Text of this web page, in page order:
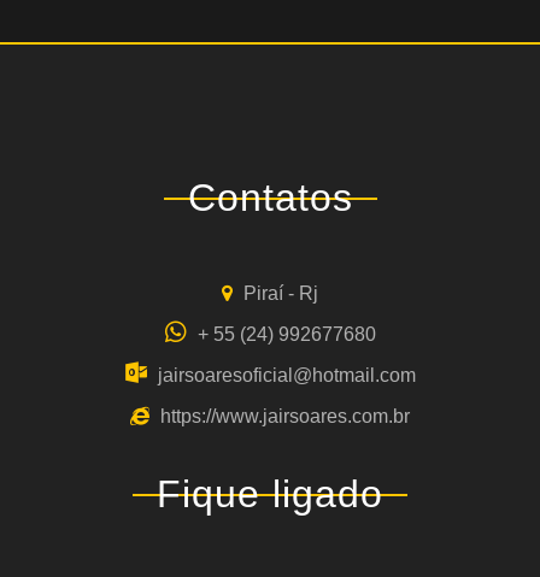
Contatos
Piraí - Rj
+ 55 (24) 992677680
jairsoaresoficial@hotmail.com
https://www.jairsoares.com.br
Fique ligado